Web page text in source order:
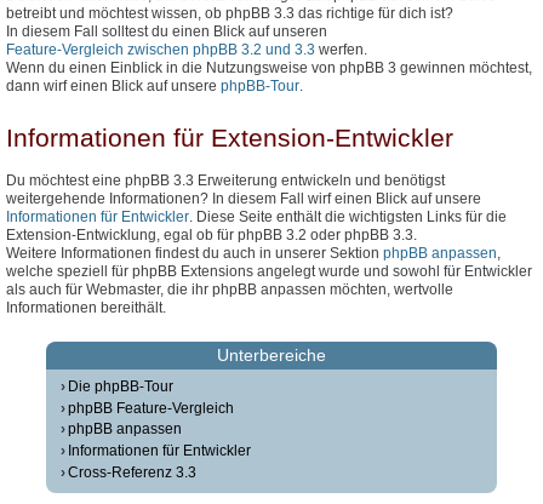
betreibt und möchtest wissen, ob phpBB 3.3 das richtige für dich ist?
In diesem Fall solltest du einen Blick auf unseren
Feature-Vergleich zwischen phpBB 3.2 und 3.3 werfen.
Wenn du einen Einblick in die Nutzungsweise von phpBB 3 gewinnen möchtest,
dann wirf einen Blick auf unsere phpBB-Tour.
Informationen für Extension-Entwickler
Du möchtest eine phpBB 3.3 Erweiterung entwickeln und benötigst
weitergehende Informationen? In diesem Fall wirf einen Blick auf unsere
Informationen für Entwickler . Diese Seite enthält die wichtigsten Links für die
Extension-Entwicklung, egal ob für phpBB 3.2 oder phpBB 3.3.
Weitere Informationen findest du auch in unserer Sektion phpBB anpassen
welche speziell für phpBB Extensions angelegt wurde und sowohl für Entwickler
als auch für Webmaster, die ihr phpBB anpassen möchten, wertvolle
Informationen bereithält.
Unterbereiche
Die phpBB-Tour
phpBB Feature-Vergleich
phpBB anpassen
Informationen für Entwickler
Cross-Referenz 3.3